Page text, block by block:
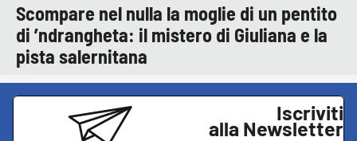
Scompare nel nulla la moglie di un pentito
di ’ndrangheta: il mistero di Giuliana e la
pista salernitana
Iscriviti
alla Newsletter